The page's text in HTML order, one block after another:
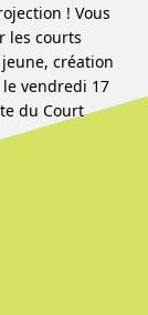
! Vous
les courts
création
vendredi 17
du Court